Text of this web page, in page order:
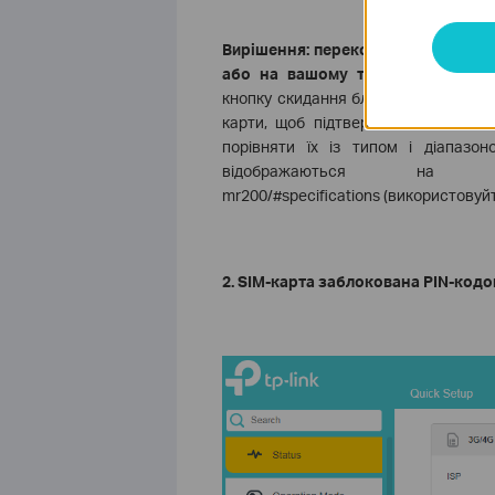
Вирішення: переконайтеся, що
або на вашому телефоні.
кнопку скидання близько 10
карти, щоб підтвердити тип і
порівняти їх із типом і
відображаються на https://
mr200/#specifications
2. SIM-карта заблокована PIN-